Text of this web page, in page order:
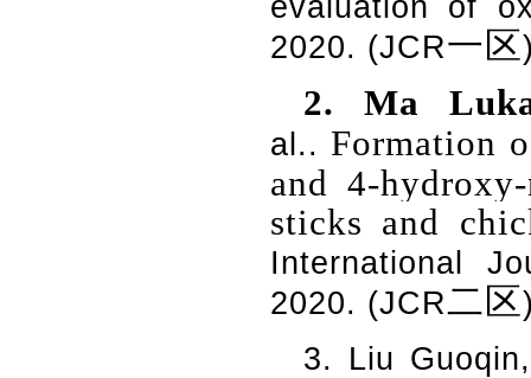
2020. (JCR一区
2. Ma
al.. Formation
and 4-
sticks and
International
2020. (JCR二区
3. Liu Guoqin,